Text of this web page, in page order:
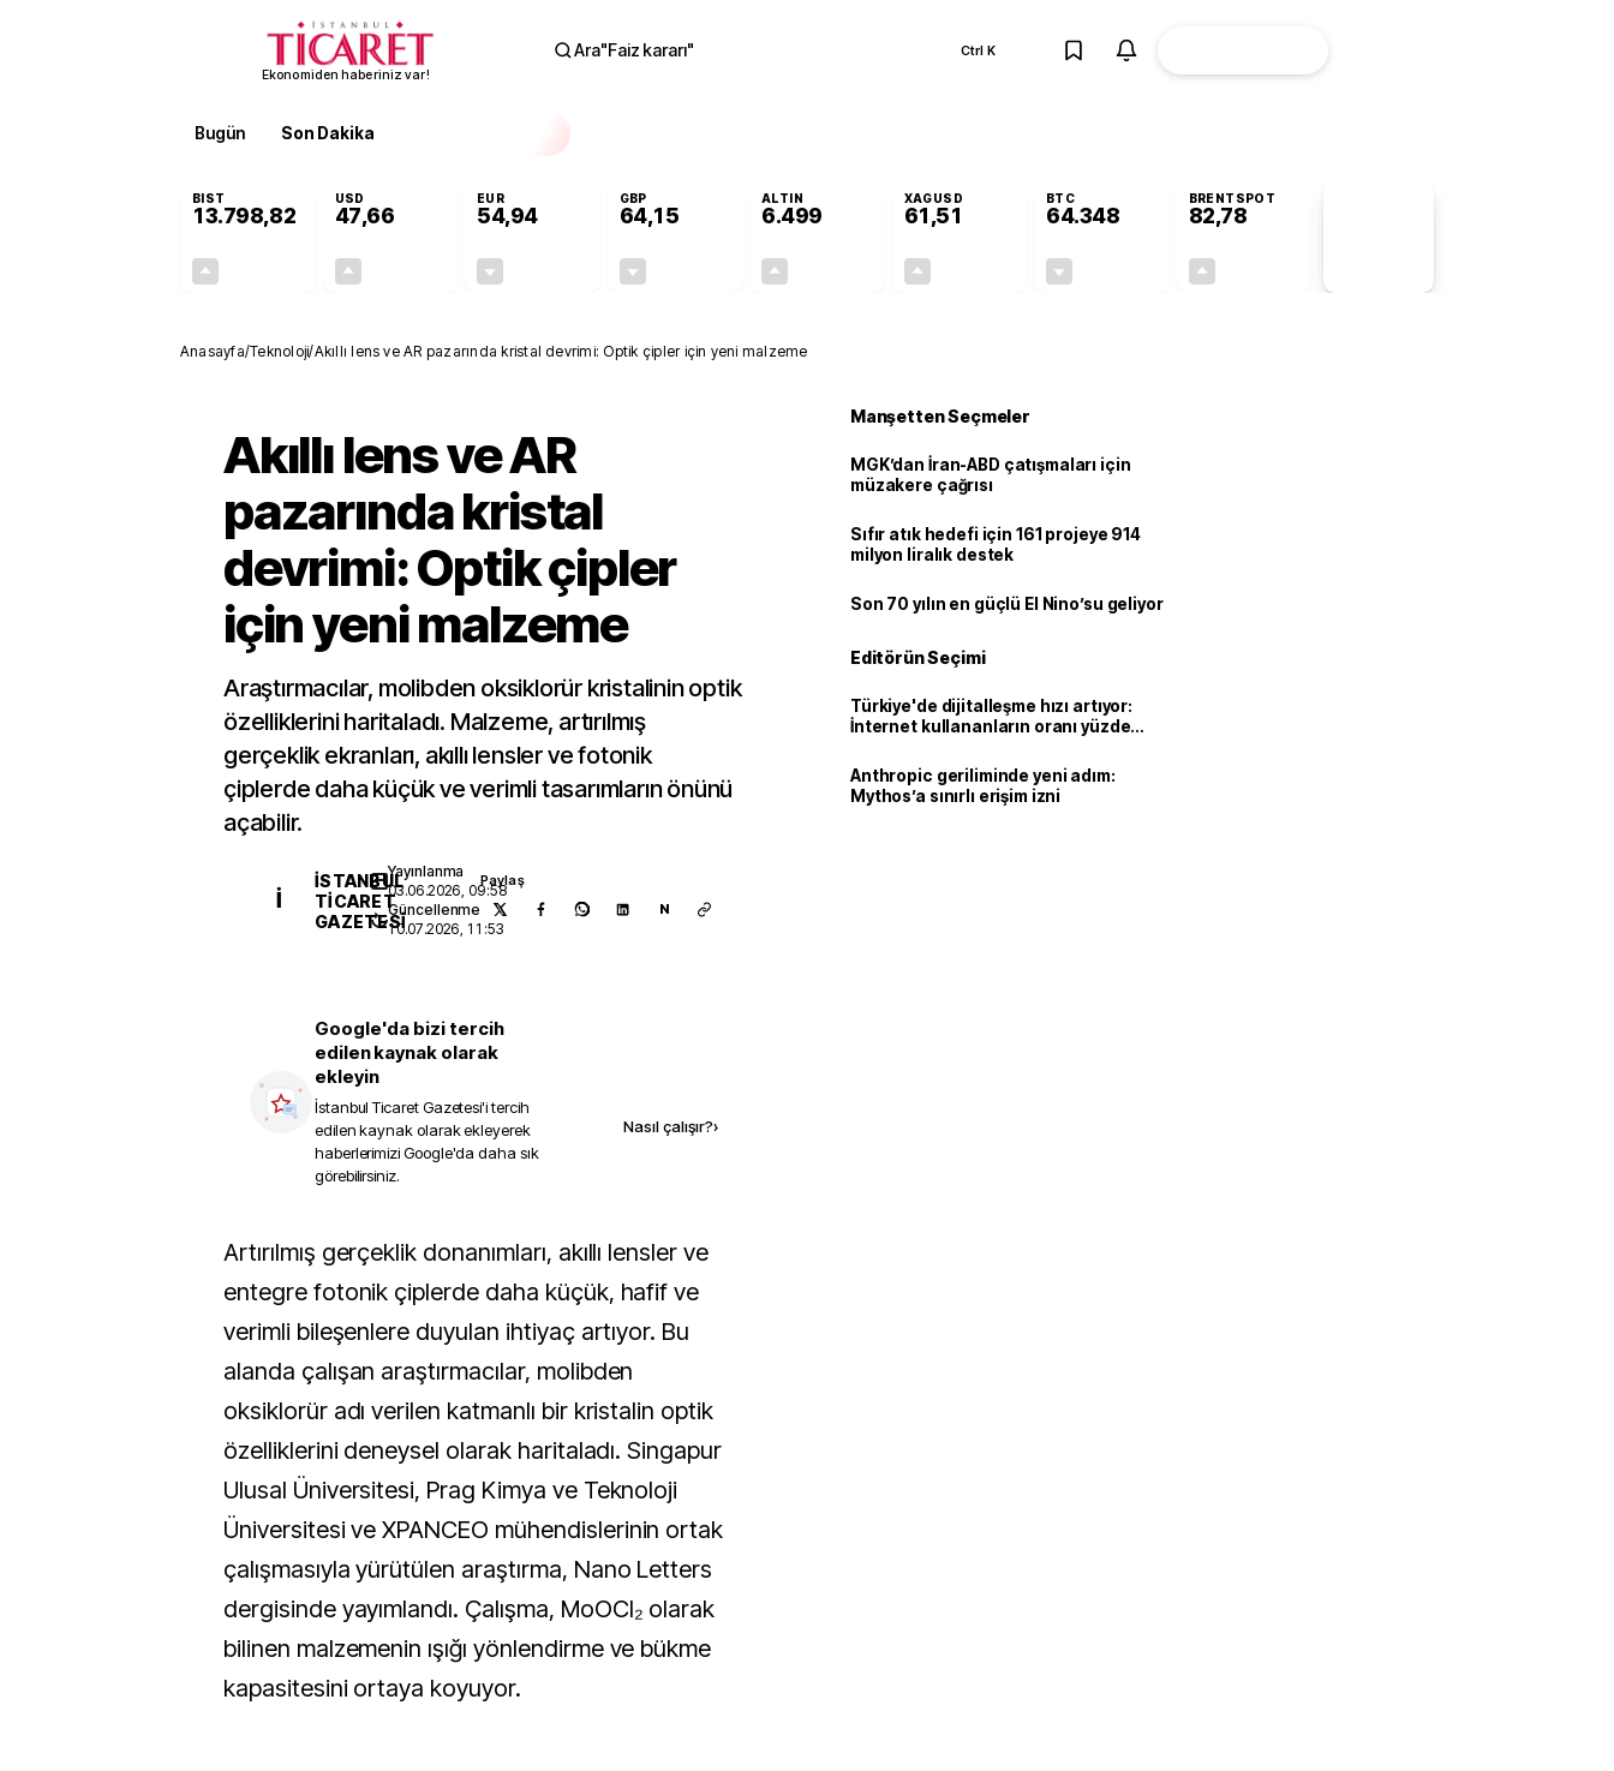
Ekonomiden haberiniz var!
Ara"Faiz kararı" Ctrl K
Bugün Son Dakika
BIST
13.798,82
USD
47,66
EUR
54,94
GBP
64,15
ALTIN
6.499
XAGUSD
61,51
BTC
64.348
BRENTSPOT
82,78
Anasayfa/Teknoloji/Akıllı lens ve AR pazarında kristal devrimi: Optik çipler için yeni malzeme
Akıllı lens ve AR
pazarında kristal
devrimi: Optik çipler
için yeni malzeme
Araştırmacılar, molibden oksiklorür kristalinin optik
özelliklerini haritaladı. Malzeme, artırılmış
gerçeklik ekranları, akıllı lensler ve fotonik
çiplerde daha küçük ve verimli tasarımların önünü
açabilir.
İ
İSTANBUL
TICARET
GAZETESI
Yayınlanma
03.06.2026, 09:58
Güncellenme
10.07.2026, 11:53
Paylaş
N
Google'da bizi tercih
edilen kaynak olarak
ekleyin
İstanbul Ticaret Gazetesi'i tercih
edilen kaynak olarak ekleyerek
haberlerimizi Google'da daha sık
görebilirsiniz.
Nasıl çalışır?›
Artırılmış gerçeklik donanımları, akıllı lensler ve
entegre fotonik çiplerde daha küçük, hafif ve
verimli bileşenlere duyulan ihtiyaç artıyor. Bu
alanda çalışan araştırmacılar, molibden
oksiklorür adı verilen katmanlı bir kristalin optik
özelliklerini deneysel olarak haritaladı. Singapur
Ulusal Üniversitesi, Prag Kimya ve Teknoloji
Üniversitesi ve XPANCEO mühendislerinin ortak
çalışmasıyla yürütülen araştırma, Nano Letters
dergisinde yayımlandı. Çalışma, MoOCl₂ olarak
bilinen malzemenin ışığı yönlendirme ve bükme
kapasitesini ortaya koyuyor.
Manşetten Seçmeler
MGK’dan İran-ABD çatışmaları için
müzakere çağrısı
Sıfır atık hedefi için 161 projeye 914
milyon liralık destek
Son 70 yılın en güçlü El Nino’su geliyor
Editörün Seçimi
Türkiye'de dijitalleşme hızı artıyor:
İnternet kullananların oranı yüzde
Anthropic geriliminde yeni adım:
Mythos’a sınırlı erişim izni